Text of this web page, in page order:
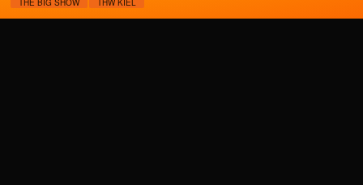
THE BIG SHOW
THW KIEL